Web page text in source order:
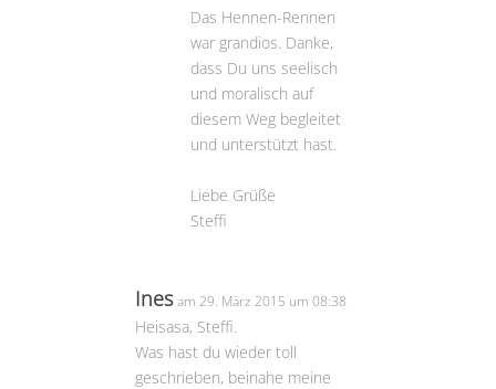
Das Hennen-Rennen
war grandios. Danke,
dass Du uns seelisch
und moralisch auf
diesem Weg begleitet
und unterstützt hast.
Liebe Grüße
Steffi
Ines am 29. März 2015 um 08:38
Heisasa, Steffi.
Was hast du wieder toll
geschrieben, beinahe meine